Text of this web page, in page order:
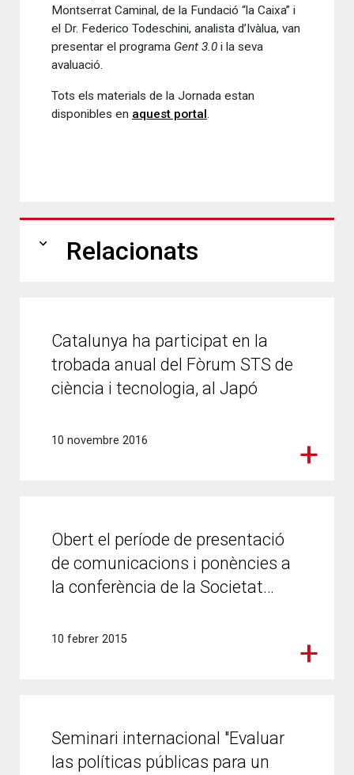
Montserrat Caminal, de la Fundació “la Caixa” i
el Dr. Federico Todeschini, analista d’Ivàlua, van
presentar el programa Gent 3.0 i la seva
avaluació.
Tots els materials de la Jornada estan
disponibles en aquest portal.
expand_more Relacionats
Catalunya ha participat en la
trobada anual del Fòrum STS de
ciència i tecnologia, al Japó
10 novembre 2016
Obert el període de presentació
de comunicacions i ponències a
la conferència de la Societat…
10 febrer 2015
Seminari internacional "Evaluar
las políticas públicas para un